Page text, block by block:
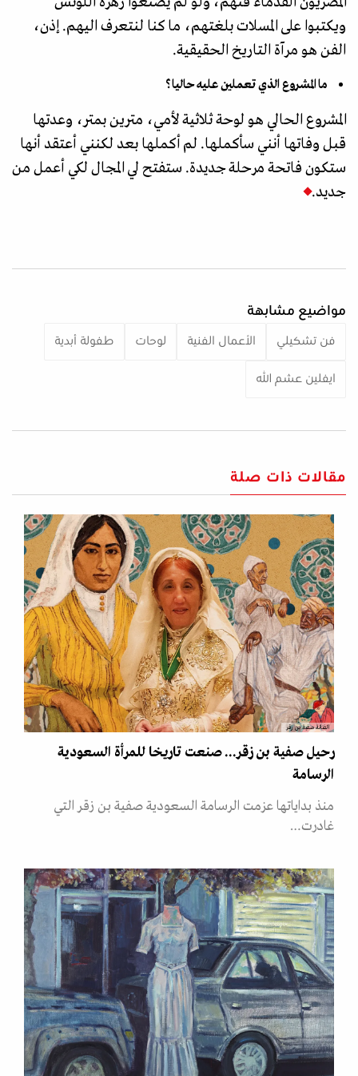
ويكتبوا على المسلات بلغتهم، ما كنا لنتعرف اليهم. إذن،
الفن هو مرآة التاريخ الحقيقية.
ما المشروع الذي تعملين عليه حاليا؟
المشروع الحالي هو لوحة ثلاثية لأمي، مترين بمتر، وعدتها
قبل وفاتها أنني سأكملها. لم أكملها بعد لكنني أعتقد أنها
ستكون فاتحة مرحلة جديدة. ستفتح لي المجال لكي أعمل من
جديد.
مواضيع مشابهة
فن تشكيلي الأعمال الفنية لوحات طفولة أبدية
ايفلين عشم الله
مقالات ذات صلة
الفنانة صفية بن زقر
رحيل صفية بن زقر... صنعت تاريخا للمرأة السعودية
الرسامة
منذ بداياتها عزمت الرسامة السعودية صفية بن زقر التي
غادرت…